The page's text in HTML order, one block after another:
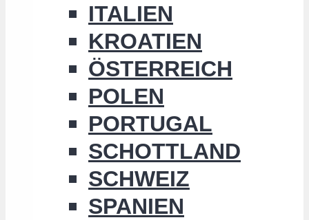
ITALIEN
KROATIEN
ÖSTERREICH
POLEN
PORTUGAL
SCHOTTLAND
SCHWEIZ
SPANIEN